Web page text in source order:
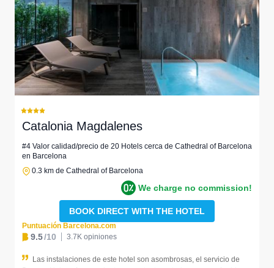
Catalonia Magdalenes
#4 Valor calidad/precio de 20 Hotels cerca de Cathedral of Barcelona
en Barcelona
0.3 km de Cathedral of Barcelona
We charge no commission!
BOOK DIRECT WITH THE HOTEL
Puntuación Barcelona.com
9.5/10 3.7K opiniones
Las instalaciones de este hotel son asombrosas, el servicio de